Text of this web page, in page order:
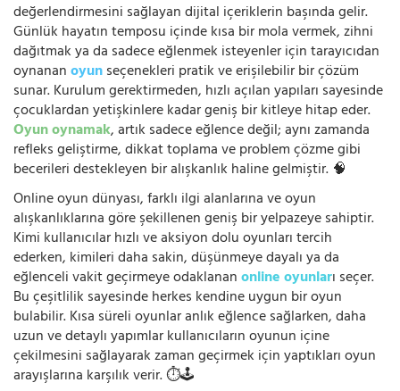
değerlendirmesini sağlayan dijital içeriklerin başında gelir.
Günlük hayatın temposu içinde kısa bir mola vermek, zihni
dağıtmak ya da sadece eğlenmek isteyenler için tarayıcıdan
oynananoyunseçenekleri pratik ve erişilebilir bir çözüm
sunar. Kurulum gerektirmeden, hızlı açılan yapıları sayesinde
çocuklardan yetişkinlere kadar geniş bir kitleye hitap eder.
Oyun oynamak, artık sadece eğlence değil; aynı zamanda
refleks geliştirme, dikkat toplama ve problem çözme gibi
becerileri destekleyen bir alışkanlık haline gelmiştir. 🧠
Online oyun dünyası, farklı ilgi alanlarına ve oyun
alışkanlıklarına göre şekillenen geniş bir yelpazeye sahiptir.
Kimi kullanıcılar hızlı ve aksiyon dolu oyunları tercih
ederken, kimileri daha sakin, düşünmeye dayalı ya da
eğlenceli vakit geçirmeye odaklananonline oyunları seçer.
Bu çeşitlilik sayesinde herkes kendine uygun bir oyun
bulabilir. Kısa süreli oyunlar anlık eğlence sağlarken, daha
uzun ve detaylı yapımlar kullanıcıların oyunun içine
çekilmesini sağlayarak zaman geçirmek için yaptıkları oyun
arayışlarına karşılık verir. ⏱️🕹️